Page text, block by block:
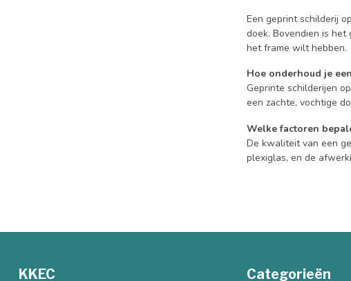
Een geprint schilderij
doek. Bovendien is
het frame wilt hebben.
Hoe onderhoud je
Geprinte schilderijen
een zachte, vochtige
Welke factoren
De kwaliteit van een
plexiglas, en de
KKEC Categorieën